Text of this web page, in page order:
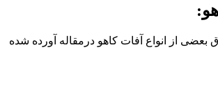
بعضی از انواع آفات کاهو درمقاله آورده شده